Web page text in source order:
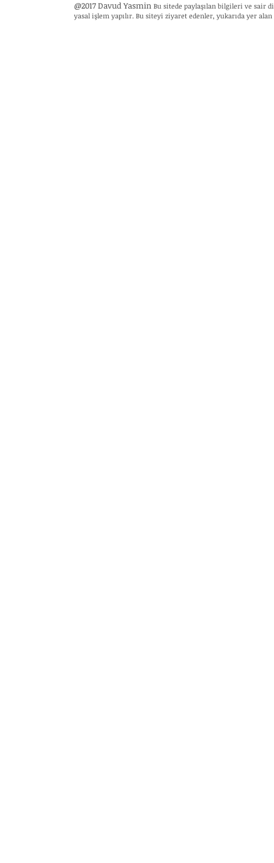
@2017 Davud Yasmin Bu sitede paylaşılan bilgileri ve sair
yasal işlem yapılır. Bu siteyi ziyaret edenler, yukarıda yer